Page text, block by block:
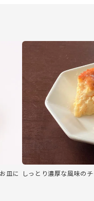
皿に
しっとり濃厚な風味のチ